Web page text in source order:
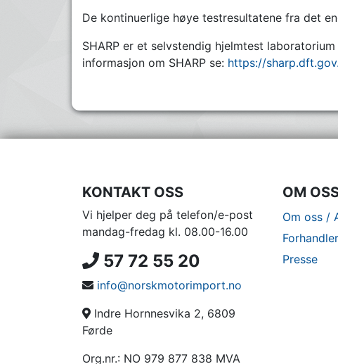
De kontinuerlige høye testresultatene fra det
SHARP er et selvstendig hjelmtest
informasjon om SHARP se: https://
KONTAKT OSS
Vi hjelper deg på telefon/e-post
mandag-fredag kl. 08.00-16.00
57 72 55 20
info@norskmotorimport.no
Indre Hornnesvika 2, 6809
Førde
Org.nr.: NO 979 877 838 MVA
OM
Om oss /
Presse